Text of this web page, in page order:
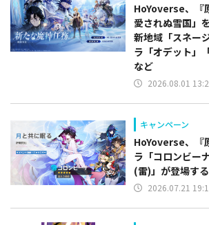
HoYoverse、『
愛されぬ雪国」
新地域「スネー
ラ「オデット」
など
2026.08.01
キャンペーン
HoYoverse、『
ラ「コロンビー
(雷)」が登場す
2026.07.21